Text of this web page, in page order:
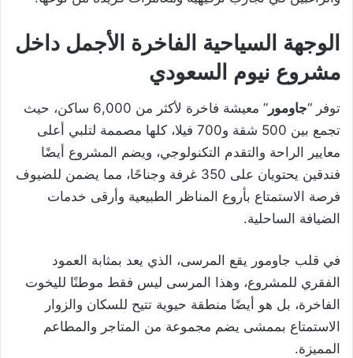
الوجهة السياحية الفاخرة الأجمل داخل
مشروع نيوم السعودي
توفر “جاومور
” معيشة فاخرة لأكثر من 6,000 ساكن، حيث
تجمع بين 500 شقة و700 فيلا، كلها مصممة لتلبي أعلى
معايير الراحة والتقدم التكنولوجي، ويضم المشروع أيضًا
فندقين يحتويان على 350 غرفة وجناحًا، مما يضمن للضيوف
فرصة الاستمتاع بأروع المناظر الطبيعية وأرقى خدمات
الضيافة الساحلية.
في قلب جاومور يقع المرسى، الذي يعد بمثابة العمود
الفقري للمشروع، وهذا المرسى ليس فقط موطنًا لليخوت
الفاخرة، بل هو أيضًا منطقة حيوية تتيح للسكان والزوار
الاستمتاع بممشى يضم مجموعة من المتاجر والمطاعم
المميزة.